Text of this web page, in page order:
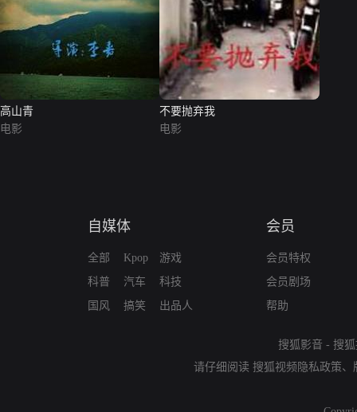
高山青
电影
不要抛弃我
电影
自媒体
全部
科普
国风
Kpop
汽车
搞笑
游戏
科技
出品人
会员
会员特权
会员剧场
帮助
搜狐影音 - 搜
请仔细阅读 搜狐视频隐私政策、